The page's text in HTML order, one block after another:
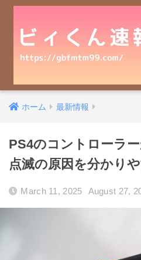
ホーム 最新情報
PS4のコントローラ
点滅の原因を分かり
March 11, 2025 August 27,